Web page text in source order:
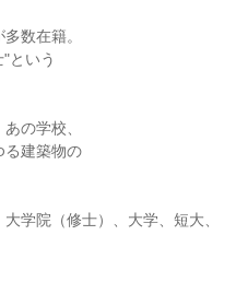
数在籍。
という
の学校、
建築物の
学院（修士）、大学、短大、